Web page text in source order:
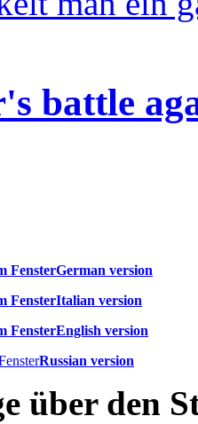
battle
German version
Italian version
English version
Russian version
über den